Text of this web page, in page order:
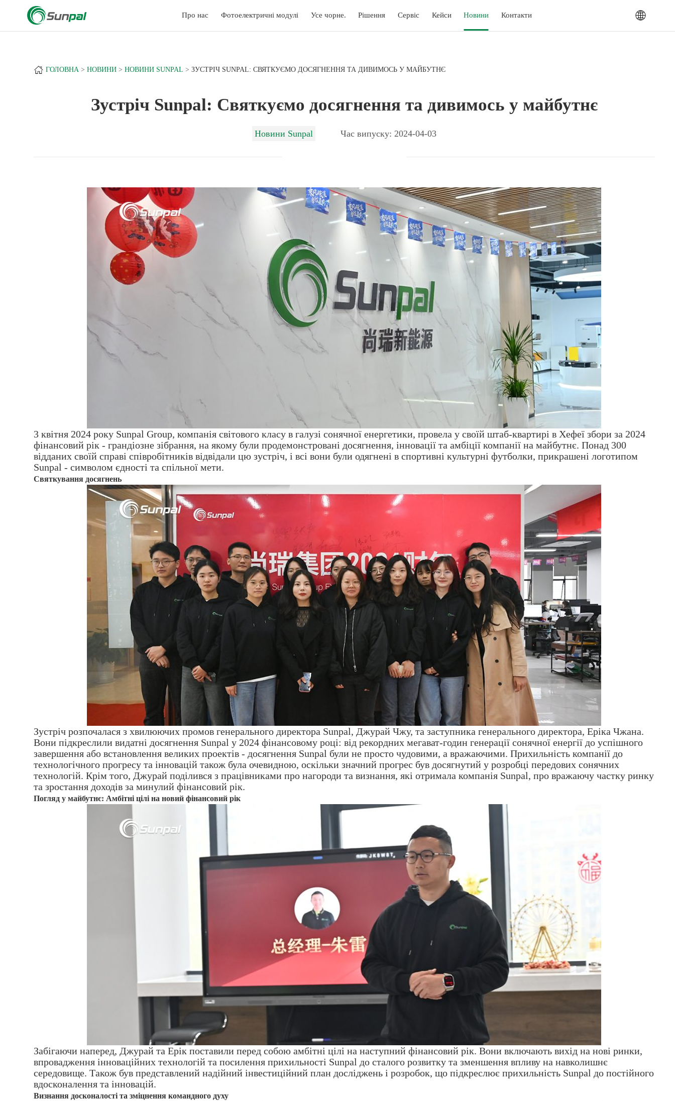
Про нас Фотоелектричні модулі Усе чорне. Рішення Сервіс Кейси Новини Контакти
ГОЛОВНА НОВИНИ НОВИНИ SUNPAL ЗУСТРІЧ SUNPAL: СВЯТКУЄМО ДОСЯГНЕННЯ ТА ДИВИМОСЬ У МАЙБУТНЄ
Зустріч Sunpal: Святкуємо досягнення та дивимось у майбутнє
Новини Sunpal Час випуску: 2024-04-03
3 квітня 2024 року Sunpal Group, компанія світового класу в галузі сонячної енергетики, провела у своїй штаб-квартирі в Хефеї збори за 2024
фінансовий рік - грандіозне зібрання, на якому були продемонстровані досягнення, інновації та амбіції компанії на майбутнє. Понад 300
відданих своїй справі співробітників відвідали цю зустріч, і всі вони були одягнені в спортивні культурні футболки, прикрашені логотипом
Sunpal - символом єдності та спільної мети.
Святкування досягнень
Зустріч розпочалася з хвилюючих промов генерального директора Sunpal, Джурай Чжу, та заступника генерального директора, Еріка Чжана.
Вони підкреслили видатні досягнення Sunpal у 2024 фінансовому році: від рекордних мегават-годин генерації сонячної енергії до успішного
завершення або встановлення великих проектів - досягнення Sunpal були не просто чудовими, а вражаючими. Прихильність компанії до
технологічного прогресу та інновацій також була очевидною, оскільки значний прогрес був досягнутий у розробці передових сонячних
технологій. Крім того, Джурай поділився з працівниками про нагороди та визнання, які отримала компанія Sunpal, про вражаючу частку ринку
та зростання доходів за минулий фінансовий рік.
Погляд у майбутнє: Амбітні цілі на новий фінансовий рік
Забігаючи наперед, Джурай та Ерік поставили перед собою амбітні цілі на наступний фінансовий рік. Вони включають вихід на нові ринки,
впровадження інноваційних технологій та посилення прихильності Sunpal до сталого розвитку та зменшення впливу на навколишнє
середовище. Також був представлений надійний інвестиційний план досліджень і розробок, що підкреслює прихильність Sunpal до постійного
вдосконалення та інновацій.
Визнання досконалості та зміцнення командного духу